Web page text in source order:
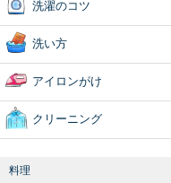
洗濯のコツ
洗い方
アイロンがけ
クリーニング
料理